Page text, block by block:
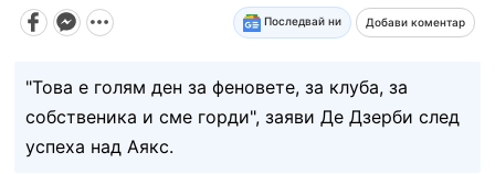
Последвай ни Добави коментар
"Това е голям ден за феновете, за клуба, за
собственика и сме горди", заяви Де Дзерби след
успеха над Аякс.